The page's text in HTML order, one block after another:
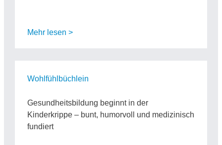
Mehr lesen >
Wohlfühlbüchlein
Gesundheitsbildung beginnt in der
Kinderkrippe – bunt, humorvoll und medizinisch
fundiert